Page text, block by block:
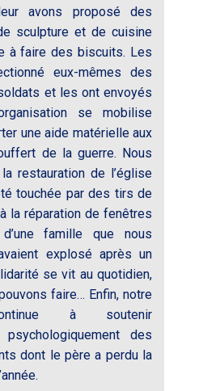
avons proposé des
sculpture et de cuisine
à faire des biscuits. Les
eux-mêmes des
et les ont envoyés
se mobilise
une aide matérielle aux
de la guerre. Nous
restauration de l’église
touchée par des tirs de
la réparation de fenêtres
d’une famille que nous
explosé après un
se vit au quotidien,
faire… Enfin, notre
à soutenir
des
dont le père a perdu la